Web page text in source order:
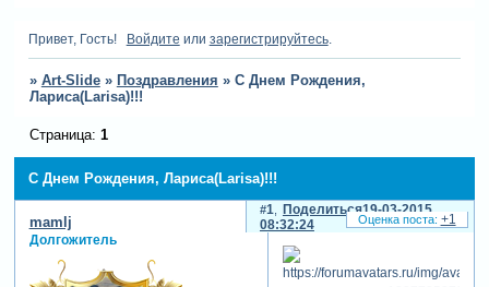
Привет, Гость! Войдите или зарегистрируйтесь.
» Art-Slide » Поздравления » С Днем Рождения,
Лариса(Larisa)!!!
С Днем Рождения, Лариса(Larisa)!!!
Страница: 1
Поделиться
1
19-03-2015
08:32:24
mamlj
Долгожитель
+1